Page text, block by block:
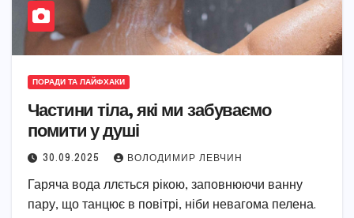
ПОРАДИ ТА ЛАЙФХАКИ
Частини тіла, які ми забуваємо
помити у душі
30.09.2025 ВОЛОДИМИР ЛЕВЧИН
Гаряча вода ллється рікою, заповнюючи ванну
пару, що танцює в повітрі, ніби невагома пелена.